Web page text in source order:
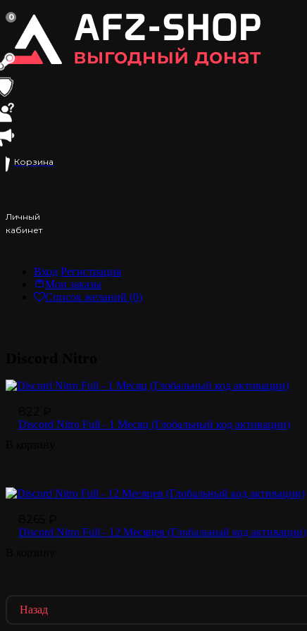
0
Корзина
Личный
кабинет
Вход Регистрация
Мои заказы
Список желаний (0)
Discord Nitro Full - 1 Месяц (Глобальный код активации)
Discord Nitro Full - 12 Месяцев (Глобальный код активации)
Назад